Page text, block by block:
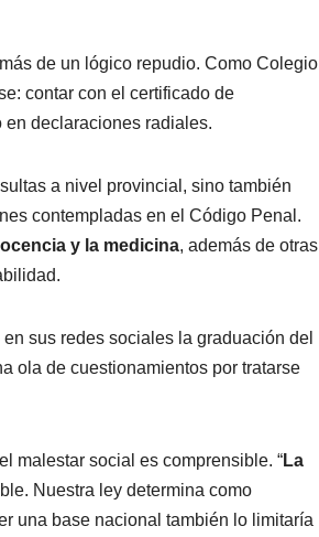
de un lógico repudio. Como Colegio
contar con el certificado de
en declaraciones radiales.
a nivel provincial, sino también
contempladas en el Código Penal.
y la medicina, además de otras
sus redes sociales la graduación del
ola de cuestionamientos por tratarse
malestar social es comprensible. “La
Nuestra ley determina como
una base nacional también lo limitaría